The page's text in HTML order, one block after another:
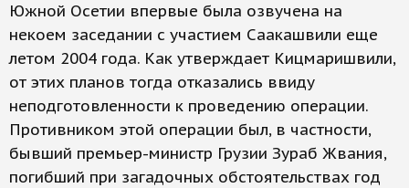
Южной Осетии впервые была озвучена на
некоем заседании с участием Саакашвили еще
летом 2004 года. Как утверждает Кицмаришвили,
от этих планов тогда отказались ввиду
неподготовленности к проведению операции.
Противником этой операции был, в частности,
бывший премьер-министр Грузии Зураб Жвания,
погибший при загадочных обстоятельствах год